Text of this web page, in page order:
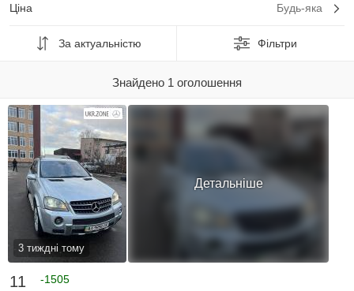
Ціна Будь-яка
За актуальністю Фільтри
Знайдено 1 оголошення
3 тиждні тому
Детальніше
11
-1505